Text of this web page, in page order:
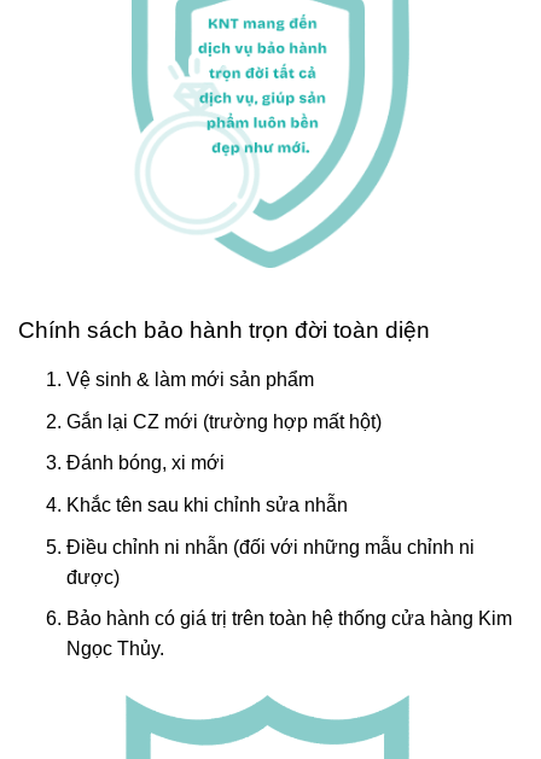
Chính sách bảo hành trọn đời toàn diện
Vệ sinh & làm mới sản phẩm
Gắn lại CZ mới (trường hợp mất hột)
Đánh bóng, xi mới
Khắc tên sau khi chỉnh sửa nhẫn
Điều chỉnh ni nhẫn (đối với những mẫu chỉnh ni
được)
Bảo hành có giá trị trên toàn hệ thống cửa hàng Kim
Ngọc Thủy.